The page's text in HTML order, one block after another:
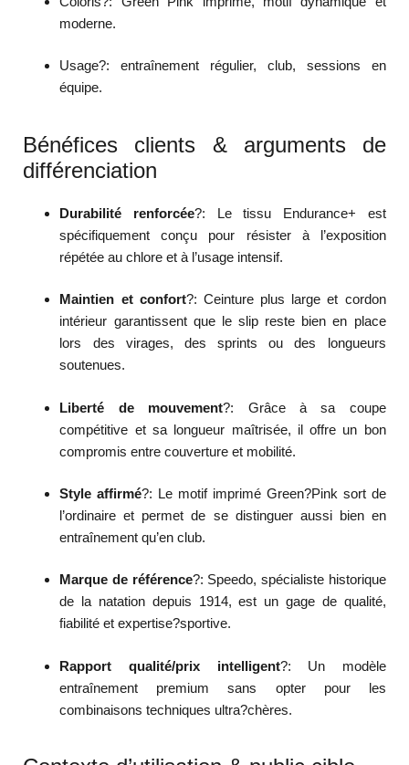
moderne.
Usage?: entraînement régulier, club, sessions en
équipe.
Bénéfices clients & arguments de
différenciation
Durabilité renforcée?: Le tissu Endurance+ est
spécifiquement conçu pour résister à l’exposition
répétée au chlore et à l’usage intensif.
Maintien et confort?: Ceinture plus large et cordon
intérieur garantissent que le slip reste bien en place
lors des virages, des sprints ou des longueurs
soutenues.
Liberté de mouvement?: Grâce à sa coupe
compétitive et sa longueur maîtrisée, il offre un bon
compromis entre couverture et mobilité.
Style affirmé?: Le motif imprimé Green?Pink sort de
l’ordinaire et permet de se distinguer aussi bien en
entraînement qu’en club.
Marque de référence?: Speedo, spécialiste historique
de la natation depuis 1914, est un gage de qualité,
fiabilité et expertise?sportive.
Rapport qualité/prix intelligent?: Un modèle
entraînement premium sans opter pour les
combinaisons techniques ultra?chères.